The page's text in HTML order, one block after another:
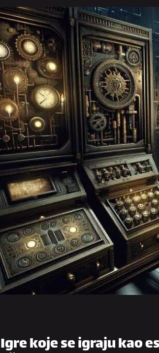
Igre koje se igraju kao